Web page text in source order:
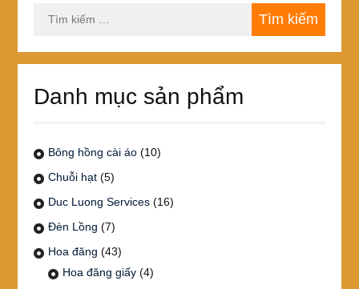
kiếm
Danh mục sản phẩm
Bông hồng cài áo (10)
Chuỗi hạt (5)
Duc Luong Services (16)
Đèn Lồng (7)
Hoa đăng (43)
Hoa đăng giấy (4)